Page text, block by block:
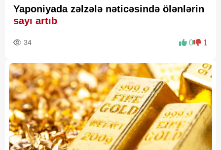
Yaponiyada zəlzələ nəticəsində ölənlərin
sayı artıb
34 0 1